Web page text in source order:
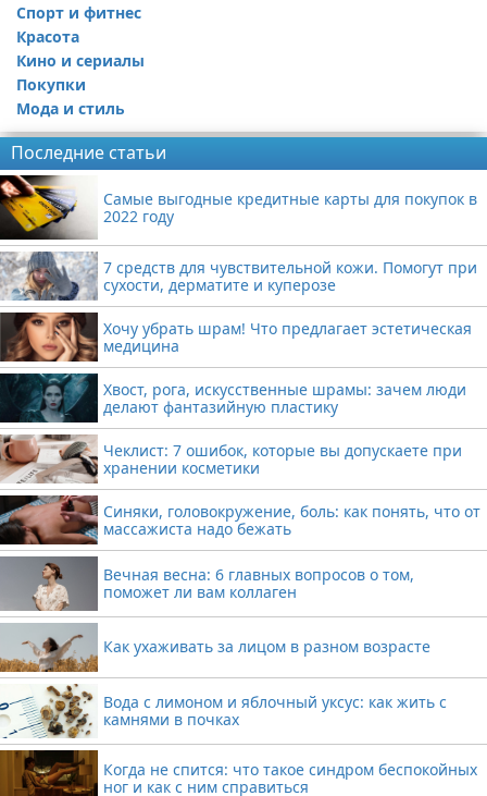
Спорт и фитнес
Красота
Кино и сериалы
Покупки
Мода и стиль
Последние статьи
Самые выгодные кредитные карты для покупок в
2022 году
7 средств для чувствительной кожи. Помогут при
сухости, дерматите и куперозе
Хочу убрать шрам! Что предлагает эстетическая
медицина
Хвост, рога, искусственные шрамы: зачем люди
делают фантазийную пластику
Чеклист: 7 ошибок, которые вы допускаете при
хранении косметики
Синяки, головокружение, боль: как понять, что от
массажиста надо бежать
Вечная весна: 6 главных вопросов о том,
поможет ли вам коллаген
Как ухаживать за лицом в разном возрасте
Вода с лимоном и яблочный уксус: как жить с
камнями в почках
Когда не спится: что такое синдром беспокойных
ног и как с ним справиться